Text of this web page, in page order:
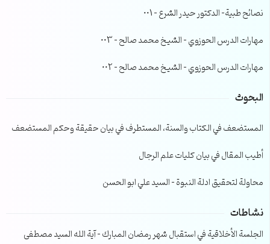
نصائح طبية- الدكتور حيدر الشرع – 001
مهارات الدرس الحوزوي – الشيخ محمد صالح – 003
مهارات الدرس الحوزوي – الشيخ محمد صالح – 002
البحوث
المستضعف في الكتاب والسنة، المستطرف في بيان حقيقة وحكم المستضعف
أطيب المقال في بيان كليات علم الرجال
محاولة لتحقيق ادلة النبوة – السيد علي ابو الحسن
نشاطات
الجلسة الأخلاقية في استقبال شهر رمضان المبارك – آية الله السيد مصطفى